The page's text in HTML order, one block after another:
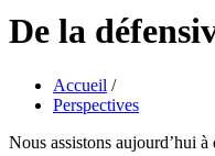
De la
Accueil /
Perspectives
Nous assistons aujourd’hui